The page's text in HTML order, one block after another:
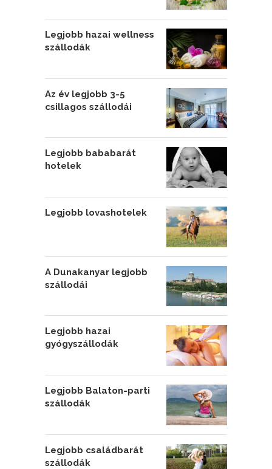
Legjobb hazai wellness
szállodák
Az év legjobb 3-5
csillagos szállodái
Legjobb bababarát
hotelek
Legjobb lovashotelek
A Dunakanyar legjobb
szállodái
Legjobb hazai
gyógyszállodák
Legjobb Balaton-parti
szállodák
Legjobb családbarát
szállodák